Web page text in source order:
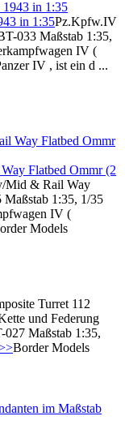
in 1:35Pz.Kpfw.IV
033 Maßstab 1:35,
IV (
IV , ist ein d ...
Flatbed Ommr (2
Mid & Rail Way
1:35, 1/35
IV (
Models
Turret 112
und Federung
Maßstab 1:35,
Border Models